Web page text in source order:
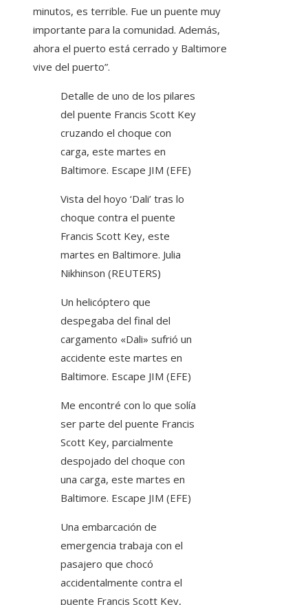
minutos, es terrible. Fue un puente muy
importante para la comunidad. Además,
ahora el puerto está cerrado y Baltimore
vive del puerto”.
Detalle de uno de los pilares
del puente Francis Scott Key
cruzando el choque con
carga, este martes en
Baltimore. Escape JIM (EFE)
Vista del hoyo ‘Dali’ tras lo
choque contra el puente
Francis Scott Key, este
martes en Baltimore. Julia
Nikhinson (REUTERS)
Un helicóptero que
despegaba del final del
cargamento «Dali» sufrió un
accidente este martes en
Baltimore. Escape JIM (EFE)
Me encontré con lo que solía
ser parte del puente Francis
Scott Key, parcialmente
despojado del choque con
una carga, este martes en
Baltimore. Escape JIM (EFE)
Una embarcación de
emergencia trabaja con el
pasajero que chocó
accidentalmente contra el
puente Francis Scott Key,